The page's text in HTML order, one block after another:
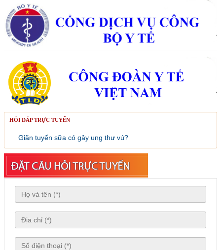
HỎI ĐÁP TRỰC TUYẾN
Giãn tuyến sữa có gây ung thư vú?